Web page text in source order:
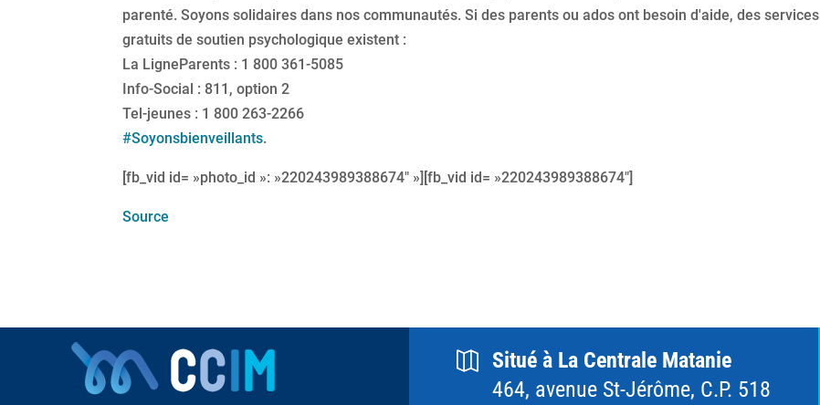
parenté. Soyons solidaires dans nos communautés. Si des parents ou ados ont besoin d'aide, des services
gratuits de soutien psychologique existent :
La LigneParents : 1 800 361-5085
Info-Social : 811, option 2
Tel-jeunes : 1 800 263-2266
#Soyonsbienveillants.
[fb_vid id= »photo_id »: »220243989388674″ »][fb_vid id= »220243989388674″]
Source
Situé à La Centrale Matanie
464, avenue St-Jérôme, C.P. 518